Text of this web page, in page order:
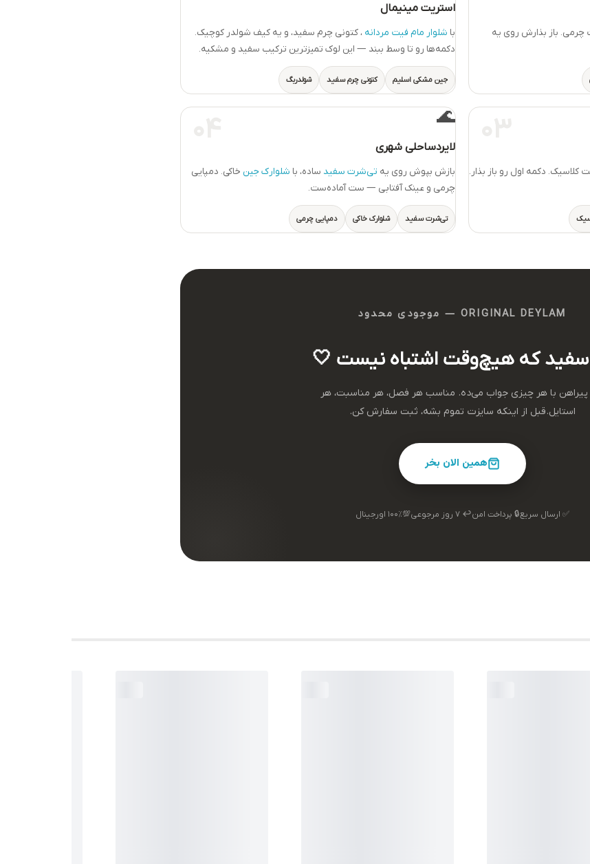
باز بذارش روی یه
استریت مینیمال
با شلوار مام فیت مردانه ، کتونی چرم سفید، و یه کیف شولدر کوچیک.
دکمه‌ها رو تا وسط ببند — این لوک تمیزترین ترکیب سفید و مشکیه.
جین مشکی اسلیم کتونی چرم سفید شولدربگ
کلاسیک. دکمه اول رو باز بذار.
🌊
لایردساحلی‌ شهری
بازش بپوش روی یه تی‌شرت سفید ساده، با شلوارک جین خاکی. دمپایی
چرمی و عینک آفتابی — ست آماده‌ست.
تی‌شرت سفید شلوارک خاکی دمپایی چرمی
ORIGINAL DEYLAM — موجودی محدود
که هیچ‌وقت اشتباه نیست 🤍
پیراهن با هر چیزی جواب می‌ده. مناسب هر فصل، هر مناسبت، هر
استایل.قبل از اینکه سایزت تموم بشه، ثبت سفارش کن.
همین الان بخر
✅ ارسال سریع🔒 پرداخت امن↩️ ۷ روز مرجوعی 💯۱۰۰٪ اورجینال